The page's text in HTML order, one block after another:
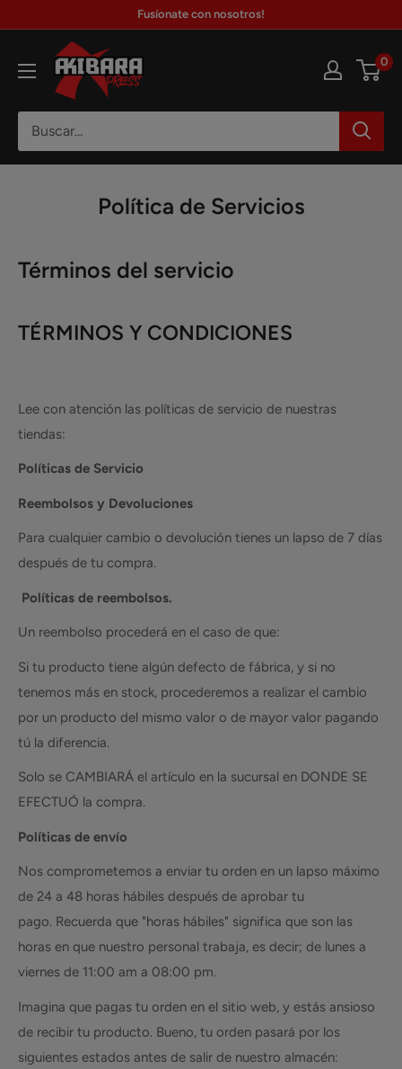
contenido
Fusíonate con nosotros!
Akibara
Xpress
0
Política de Servicios
Términos del servicio
TÉRMINOS Y CONDICIONES
Lee con atención las políticas de servicio de nuestras
tiendas:
Políticas de Servicio
Reembolsos y Devoluciones
Para cualquier cambio o devolución tienes un lapso de 7 días
después de tu compra.
Políticas de reembolsos.
Un reembolso procederá en el caso de que:
Si tu producto tiene algún defecto de fábrica, y si no
tenemos más en stock, procederemos a realizar el cambio
por un producto del mismo valor o de mayor valor pagando
tú la diferencia.
Solo se CAMBIARÁ el artículo en la sucursal en DONDE SE
EFECTUÓ la compra.
Políticas de envío
Nos comprometemos a enviar tu orden en un lapso máximo
de 24 a 48 horas hábiles después de aprobar tu
pago. Recuerda que "horas hábiles" significa que son las
horas en que nuestro personal trabaja, es decir; de lunes a
viernes de 11:00 am a 08:00 pm.
Imagina que pagas tu orden en el sitio web, y estás ansioso
de recibir tu producto. Bueno, tu orden pasará por los
siguientes estados antes de salir de nuestro almacén: